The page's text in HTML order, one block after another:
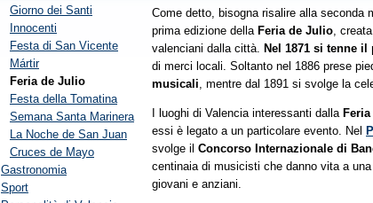
Come detto, bisogna risalire alla seconda
prima edizione della Feria de Julio,
valenciani dalla città. Nel 1871 si tenne
di merci locali. Soltanto nel 1886 prese
musicali, mentre dal 1891 si svolge la
I luoghi di Valencia interessanti dalla
essi è legato a un particolare evento. Nel
svolge il Concorso Internazionale di
centinaia di musicisti che danno vita a
giovani e anziani.
Giorno dei Santi
Innocenti
Festa di San Vicente
Mártir
Feria de Julio
Festa della Tomatina
Semana Santa Marinera
La Noche de San Juan
Cruces de Mayo
Gastronomia
Sport